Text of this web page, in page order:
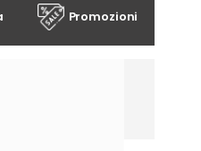
Promozioni